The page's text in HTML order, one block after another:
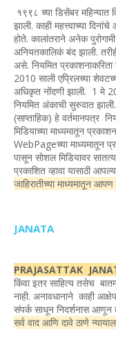
१९९८ च्या डिसेंबर
झाली. काही महत्त्वाच्या
होते. कालांतराने अनेक
अनियतकालिकं बंद झाली.
असे. नियमित
2010 साली एप्रिलच्या
अधिकृत नोंदणी झाली. 1 मे
नियमित अंकाची सुरुवात
(साप्ताहिक) हे वर्तमानपत्र
मिडियाच्या माध्यमातून
WebPageच्या माध्यमातून
पासून सोशल मिडियावर
प्रकाशित व्हावा यासाठी
जाहिरातीच्या माध्यमातून
JANATA
PRAJASATTAK
किंवा इतर साहित्य तसेच
नाही. अनावधानाने काही
संपर्क साधून निदर्शनास आणून
सर्व वाद आणि दावे ठाणे